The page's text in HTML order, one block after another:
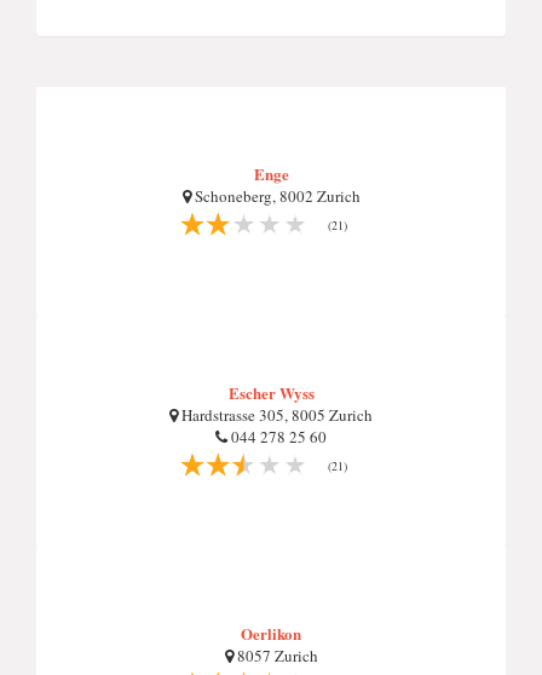
Enge
Schoneberg, 8002 Zurich
(21)
Escher Wyss
Hardstrasse 305, 8005 Zurich
044 278 25 60
(21)
Oerlikon
8057 Zurich